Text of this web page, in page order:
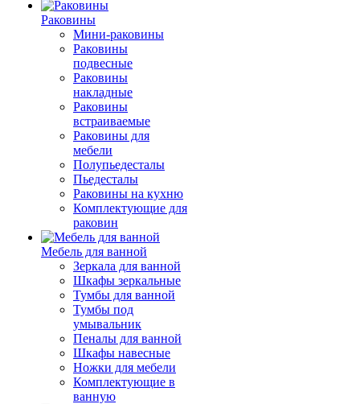
Раковины
Мини-раковины
Раковины
подвесные
Раковины
накладные
Раковины
встраиваемые
Раковины для
мебели
Полупьедесталы
Пьедесталы
Раковины на кухню
Комплектующие для
раковин
Мебель для ванной
Зеркала для ванной
Шкафы зеркальные
Тумбы для ванной
Тумбы под
умывальник
Пеналы для ванной
Шкафы навесные
Ножки для мебели
Комплектующие в
ванную